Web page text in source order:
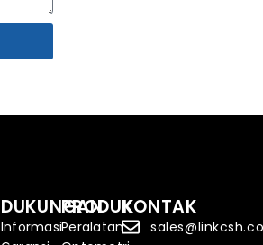
PRODUK
Peralatan
DUKUNGAN
Informasi
KONTAK